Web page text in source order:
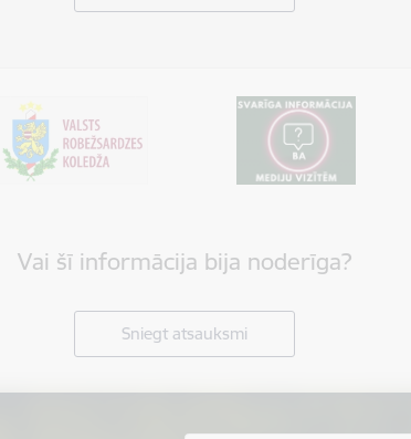
Vai šī informācija bija noderīga?
Sniegt atsauksmi